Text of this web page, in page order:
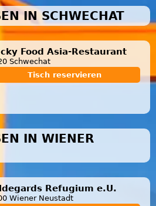
IN SCHWECHAT
Food Asia-Restaurant
Schwechat
Tisch reservieren
IN WIENER
Refugium e.U.
Wiener Neustadt